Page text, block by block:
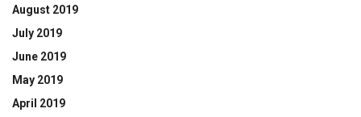
August 2019
July 2019
June 2019
May 2019
April 2019